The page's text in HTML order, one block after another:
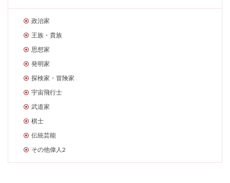
政治家
王族・貴族
思想家
発明家
探検家・冒険家
宇宙飛行士
武道家
棋士
伝統芸能
その他偉人2